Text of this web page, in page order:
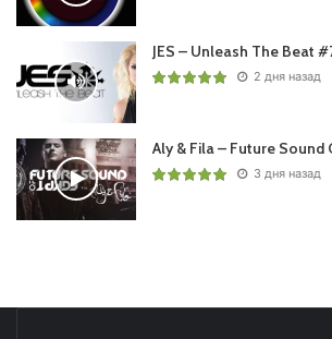
JES – Unleash The Beat
2 дня назад
Aly & Fila – Future Sound
3 дня назад